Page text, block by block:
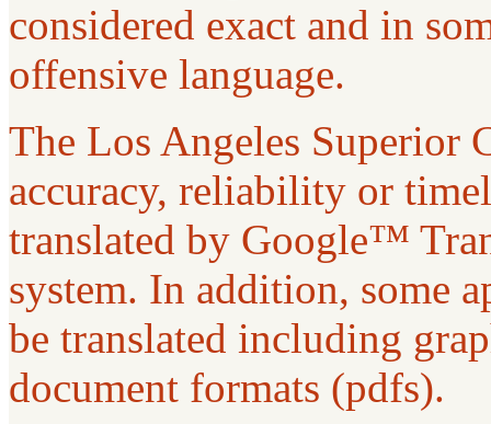
considered exact and in
offensive language.
The Los Angeles Superior
accuracy, reliability or
translated by Google™
system. In addition, some
be translated including
document formats (pdfs).